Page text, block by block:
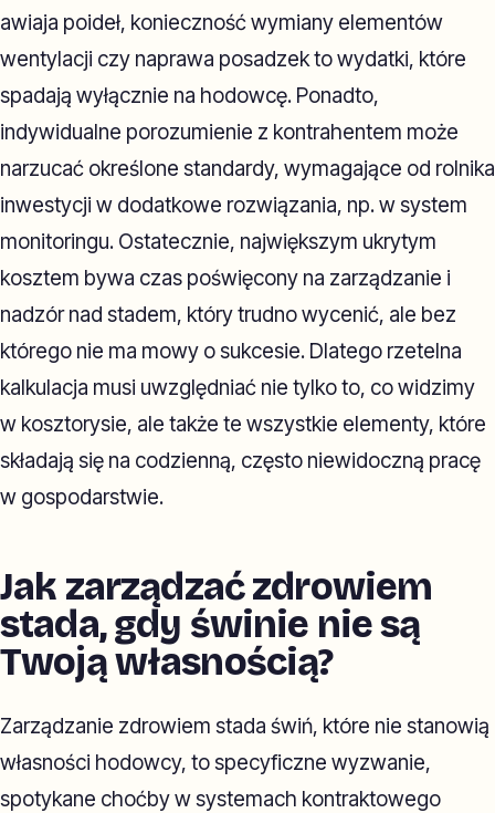
awiaja poideł, konieczność wymiany elementów
wentylacji czy naprawa posadzek to wydatki, które
spadają wyłącznie na hodowcę. Ponadto,
indywidualne porozumienie z kontrahentem może
narzucać określone standardy, wymagające od rolnika
inwestycji w dodatkowe rozwiązania, np. w system
monitoringu. Ostatecznie, największym ukrytym
kosztem bywa czas poświęcony na zarządzanie i
nadzór nad stadem, który trudno wycenić, ale bez
którego nie ma mowy o sukcesie. Dlatego rzetelna
kalkulacja musi uwzględniać nie tylko to, co widzimy
w kosztorysie, ale także te wszystkie elementy, które
składają się na codzienną, często niewidoczną pracę
w gospodarstwie.
Jak zarządzać zdrowiem
stada, gdy świnie nie są
Twoją własnością?
Zarządzanie zdrowiem stada świń, które nie stanowią
własności hodowcy, to specyficzne wyzwanie,
spotykane choćby w systemach kontraktowego